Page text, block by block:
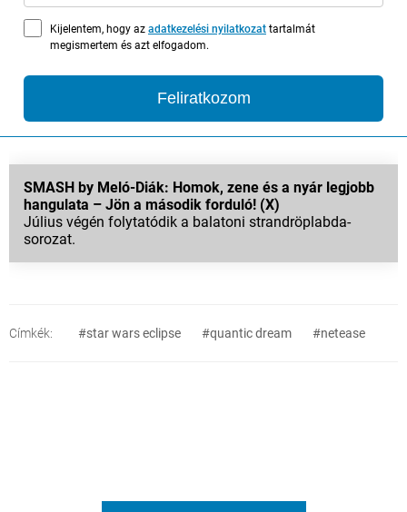
Kijelentem, hogy az adatkezelési nyilatkozat tartalmát
megismertem és azt elfogadom.
Feliratkozom
SMASH by Meló-Diák: Homok, zene és a nyár legjobb
hangulata – Jön a második forduló! (X)
Július végén folytatódik a balatoni strandröplabda-
sorozat.
Címkék: #star wars eclipse #quantic dream #netease